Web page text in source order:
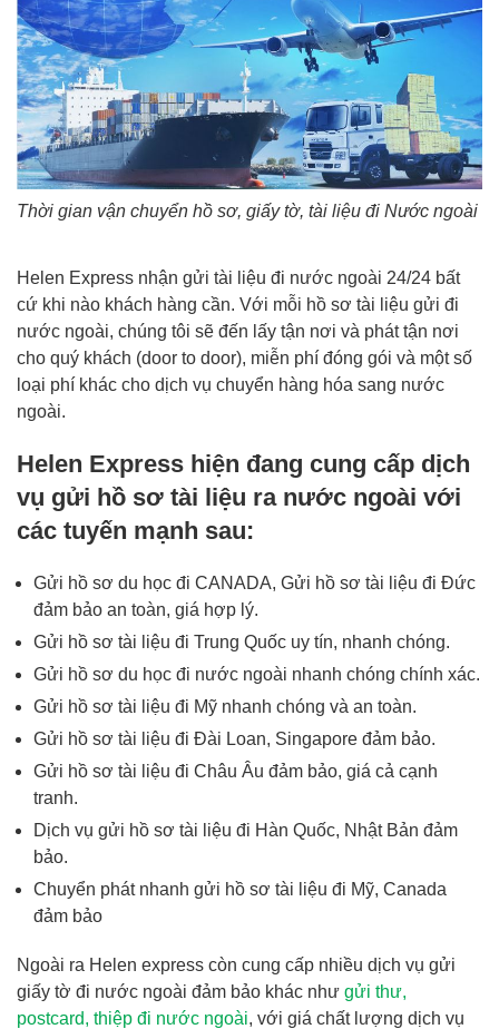
Thời gian vận chuyển hồ sơ, giấy tờ, tài liệu đi Nước ngoài
Helen Express nhận gửi tài liệu đi nước ngoài 24/24 bất
cứ khi nào khách hàng cần. Với mỗi hồ sơ tài liệu gửi đi
nước ngoài, chúng tôi sẽ đến lấy tận nơi và phát tận nơi
cho quý khách (door to door), miễn phí đóng gói và một số
loại phí khác cho dịch vụ chuyển hàng hóa sang nước
ngoài.
Helen Express hiện đang cung cấp dịch
vụ gửi hồ sơ tài liệu ra nước ngoài với
các tuyến mạnh sau:
Gửi hồ sơ du học đi CANADA, Gửi hồ sơ tài liệu đi Đức
đảm bảo an toàn, giá hợp lý.
Gửi hồ sơ tài liệu đi Trung Quốc uy tín, nhanh chóng.
Gửi hồ sơ du học đi nước ngoài nhanh chóng chính xác.
Gửi hồ sơ tài liệu đi Mỹ nhanh chóng và an toàn.
Gửi hồ sơ tài liệu đi Đài Loan, Singapore đảm bảo.
Gửi hồ sơ tài liệu đi Châu Âu đảm bảo, giá cả cạnh
tranh.
Dịch vụ gửi hồ sơ tài liệu đi Hàn Quốc, Nhật Bản đảm
bảo.
Chuyển phát nhanh gửi hồ sơ tài liệu đi Mỹ, Canada
đảm bảo
Ngoài ra Helen express còn cung cấp nhiều dịch vụ gửi
giấy tờ đi nước ngoài đảm bảo khác như gửi thư,
postcard, thiệp đi nước ngoài, với giá chất lượng dịch vụ